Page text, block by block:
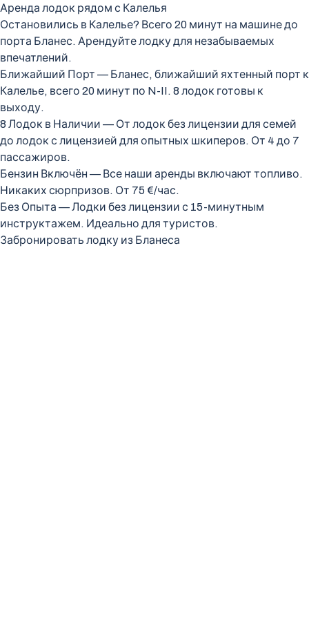
Аренда лодок рядом с Калелья
Остановились в Калелье? Всего 20 минут на машине до
порта Бланес. Арендуйте лодку для незабываемых
впечатлений.
Ближайший Порт — Бланес, ближайший яхтенный порт к
Калелье, всего 20 минут по N-II. 8 лодок готовы к
выходу.
8 Лодок в Наличии — От лодок без лицензии для семей
до лодок с лицензией для опытных шкиперов. От 4 до 7
пассажиров.
Бензин Включён — Все наши аренды включают топливо.
Никаких сюрпризов. От 75 €/час.
Без Опыта — Лодки без лицензии с 15-минутным
инструктажем. Идеально для туристов.
Забронировать лодку из Бланеса